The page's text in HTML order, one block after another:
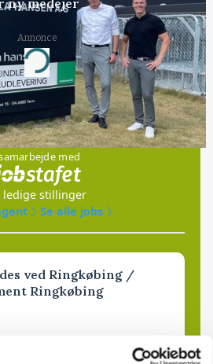
ny medejer
Annonce
Loading...
Jobs
med
ledige stillinger
Se alle jobs
ved Ringkøbing /
Ringkøbing
06. aug.